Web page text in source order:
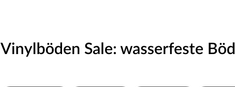
Vinylböden Sale: wasserfeste